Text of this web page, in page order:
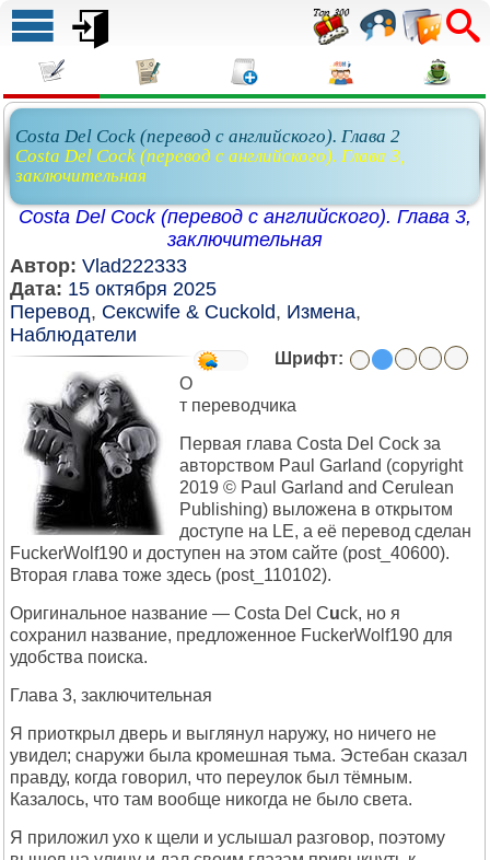
Costa Del Cock (перевод с английского). Глава 2
Costa Del Cock (перевод с английского). Глава 3,
заключительная
Costa Del Cock (перевод с английского). Глава 3,
заключительная
Автор: Vlad222333
Дата: 15 октября 2025
Перевод, Сексwife & Cuckold, Измена,
Наблюдатели
Шрифт:
О
т переводчика
Первая глава Costa Del Cock за
авторством Paul Garland (copyright
2019 © Paul Garland and Cerulean
Publishing) выложена в открытом
доступе на LE, а её перевод сделан
FuckerWolf190 и доступен на этом сайте (post_40600).
Вторая глава тоже здесь (post_110102).
Оригинальное название — Costa Del Cuck, но я
сохранил название, предложенное FuckerWolf190 для
удобства поиска.
Глава 3, заключительная
Я приоткрыл дверь и выглянул наружу, но ничего не
увидел; снаружи была кромешная тьма. Эстебан сказал
правду, когда говорил, что переулок был тёмным.
Казалось, что там вообще никогда не было света.
Я приложил ухо к щели и услышал разговор, поэтому